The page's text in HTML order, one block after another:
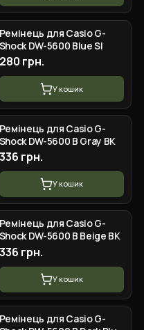
Ремінець для Casio G-
Shock DW-5600 Blue SI
280 грн.
У кошик
Ремінець для Casio G-
Shock DW-5600 B Gray BK
336 грн.
У кошик
Ремінець для Casio G-
Shock DW-5600 B Beige BK
336 грн.
У кошик
Ремінець для Casio G-